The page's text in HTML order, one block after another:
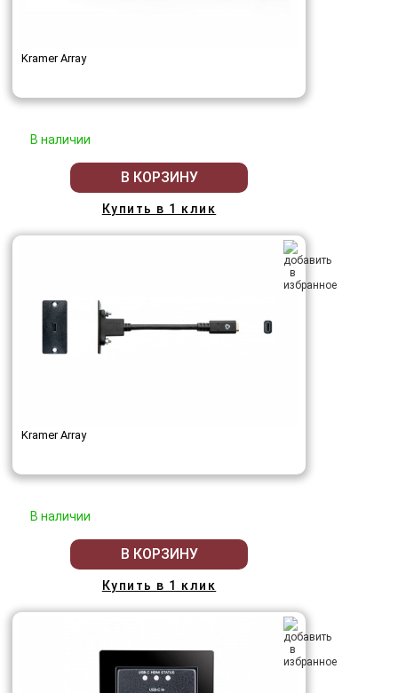
Kramer Array
В наличии
В КОРЗИНУ
Купить в 1 клик
Kramer Array
В наличии
В КОРЗИНУ
Купить в 1 клик